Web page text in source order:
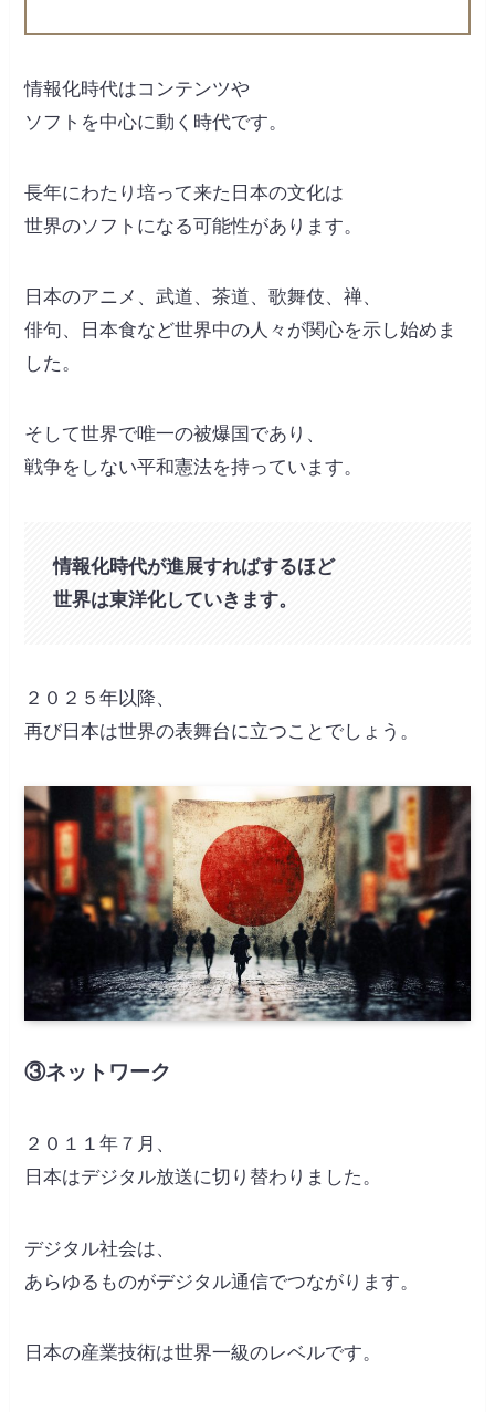
情報化時代はコンテンツや
ソフトを中心に動く時代です。
長年にわたり培って来た日本の文化は
世界のソフトになる可能性があります。
日本のアニメ、武道、茶道、歌舞伎、禅、
俳句、日本食など世界中の人々が関心を示し始めま
した。
そして世界で唯一の被爆国であり、
戦争をしない平和憲法を持っています。
情報化時代が進展すればするほど
世界は東洋化していきます。
２０２５年以降、
再び日本は世界の表舞台に立つことでしょう。
③ネットワーク
２０１１年７月、
日本はデジタル放送に切り替わりました。
デジタル社会は、
あらゆるものがデジタル通信でつながります。
日本の産業技術は世界一級のレベルです。